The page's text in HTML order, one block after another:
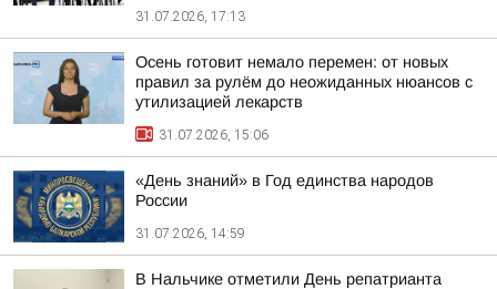
31.07.2026, 17:13
Осень готовит немало перемен: от новых
правил за рулём до неожиданных нюансов с
утилизацией лекарств
31.07.2026, 15:06
«День знаний» в Год единства народов
России
31.07.2026, 14:59
В Нальчике отметили День репатрианта